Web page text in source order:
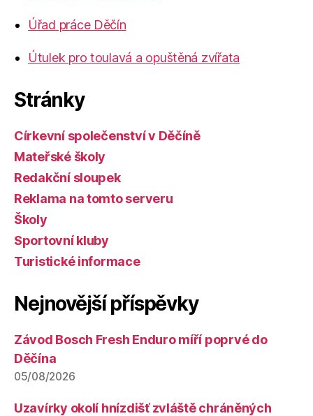
Úřad práce Děčín
Útulek pro toulavá a opuštěná zvířata
Stránky
Církevní společenství v Děčíně
Mateřské školy
Redakční sloupek
Reklama na tomto serveru
Školy
Sportovní kluby
Turistické informace
Nejnovější příspěvky
Závod Bosch Fresh Enduro míří poprvé do
Děčína
05/08/2026
Uzavírky okolí hnízdišť zvláště chráněných